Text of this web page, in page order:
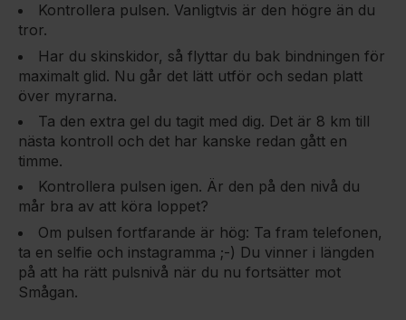
Kontrollera pulsen. Vanligtvis är den högre än du
tror.
Har du skinskidor, så flyttar du bak bindningen för
maximalt glid. Nu går det lätt utför och sedan platt
över myrarna.
Ta den extra gel du tagit med dig. Det är 8 km till
nästa kontroll och det har kanske redan gått en
timme.
Kontrollera pulsen igen. Är den på den nivå du
mår bra av att köra loppet?
Om pulsen fortfarande är hög: Ta fram telefonen,
ta en selfie och instagramma ;-) Du vinner i längden
på att ha rätt pulsnivå när du nu fortsätter mot
Smågan.